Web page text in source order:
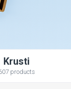
Krusti
products